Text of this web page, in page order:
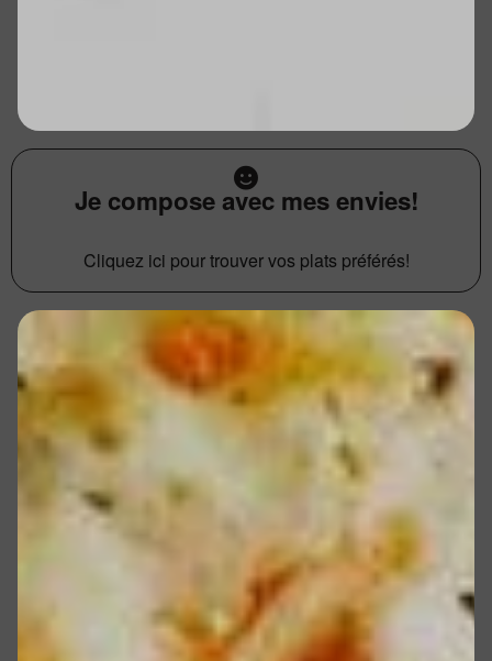
Je compose avec mes envies!
Cliquez ici pour trouver vos plats préférés!